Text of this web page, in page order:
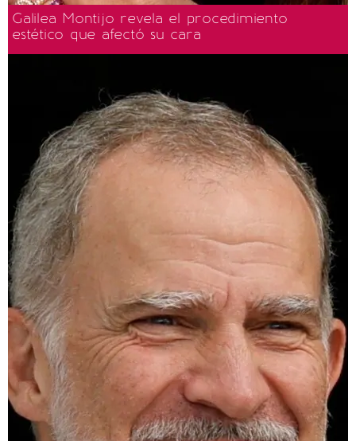
Galilea Montijo revela el procedimiento
estético que afectó su cara